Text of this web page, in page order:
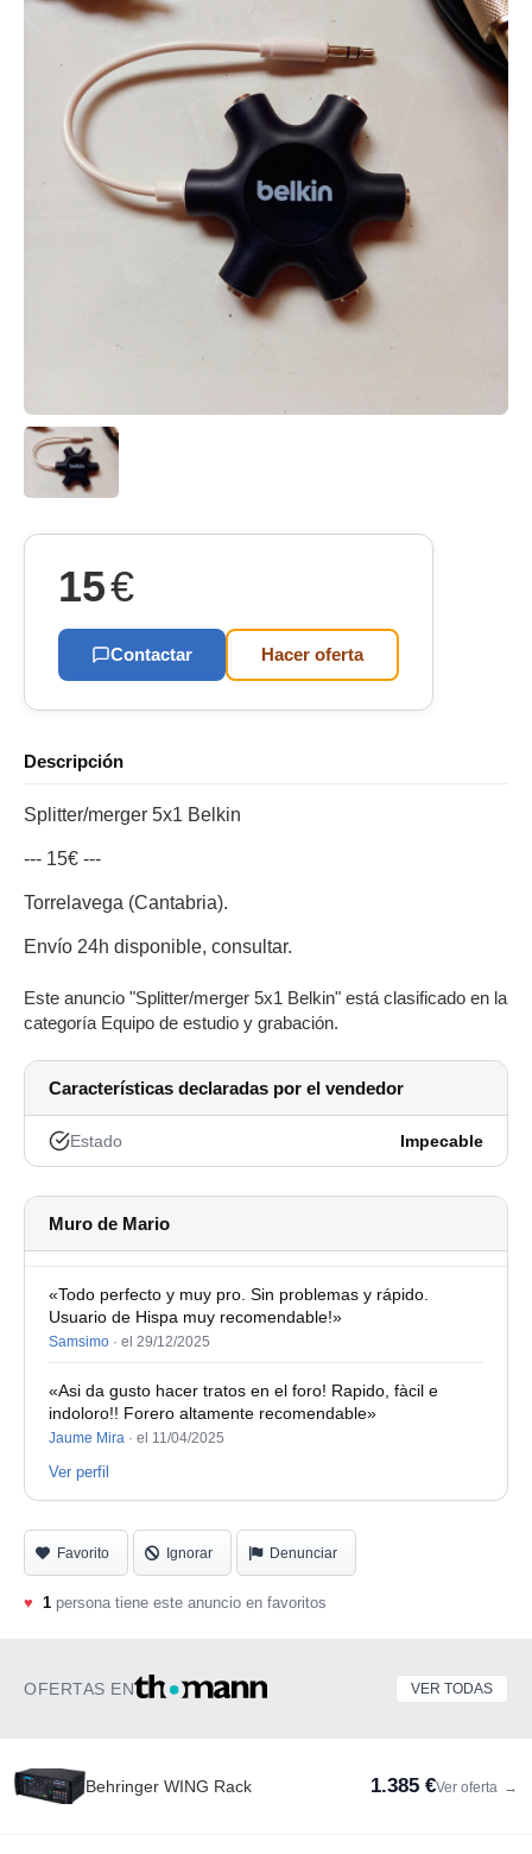
15€
Contactar Hacer oferta
Descripción
Splitter/merger 5x1 Belkin
--- 15€ ---
Torrelavega (Cantabria).
Envío 24h disponible, consultar.
Este anuncio "Splitter/merger 5x1 Belkin" está clasificado en la
categoría Equipo de estudio y grabación.
Características declaradas por el vendedor
Estado Impecable
Muro de Mario
«Todo perfecto y muy pro. Sin problemas y rápido.
Usuario de Hispa muy recomendable!»
Samsimo · el 29/12/2025
«Asi da gusto hacer tratos en el foro! Rapido, fàcil e
indoloro!! Forero altamente recomendable»
Jaume Mira · el 11/04/2025
Ver perfil
Favorito Ignorar Denunciar
♥ 1 persona tiene este anuncio en favoritos
OFERTAS EN VER TODAS
Behringer WING Rack 1.385 €Ver oferta →